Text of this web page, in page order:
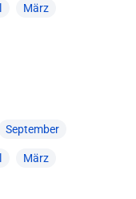
März
September
März